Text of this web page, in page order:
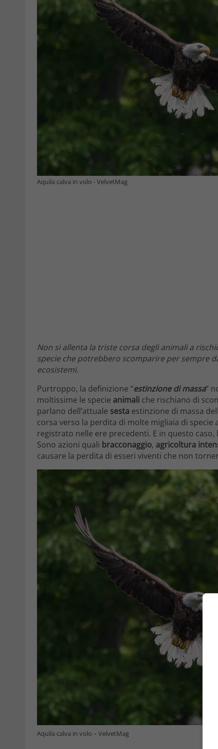
Aquila calva in volo - VelvetMag
Non si allenta la triste corsa degli animali a
specie che potrebbero scomparire per sempre
ecosistemi.
Purtroppo, la definizione “estinzione di massa”
moltissime le specie animali che rischiano di
parlano dell’attuale sesta estinzione di massa
corsa verso la perdita di molte migliaia di specie
registrato nelle ere precedenti. E in questo caso,
Sono azioni quali bracconaggio, agricoltura
causare la perdita di esseri viventi che non
Aquila calva in volo – VelvetMag